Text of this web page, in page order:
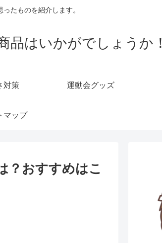
たものを紹介します。
品はいかがでしょうか！
対策 運動会グッズ
マップ
？おすすめはこ